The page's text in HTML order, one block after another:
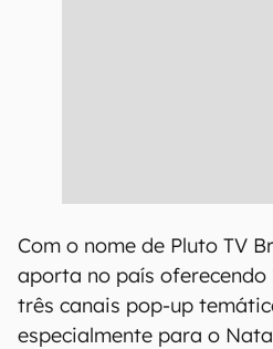
Com o nome de Pluto TV
aporta no país oferecendo
três canais pop-up
especialmente para o